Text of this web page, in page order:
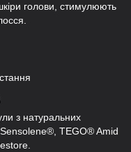
голови, стимулюють
з натуральних
Sensolene®, TEGO® Amid